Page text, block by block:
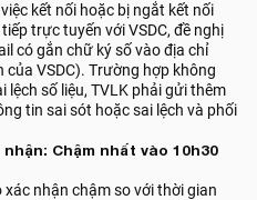
kết nối hoặc bị ngắt kết nối
trực tuyến với VSDC, đề nghị
có gắn chữ ký số vào địa chỉ
VSDC). Trường hợp không
số liệu, TVLK phải gửi thêm
tin sai sót hoặc sai lệch và phối
Chậm nhất vào 10h30
nhận chậm so với thời gian